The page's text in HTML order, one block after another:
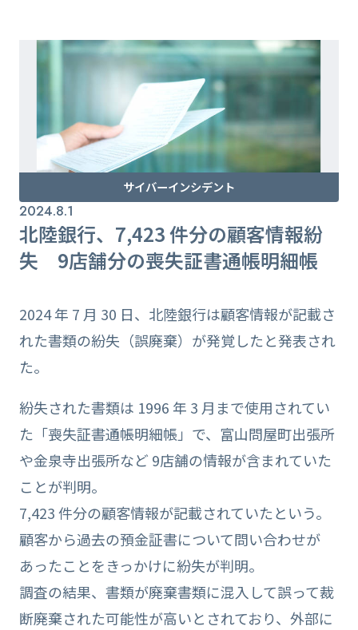
サイバーインシデント
2024.8.1
北陸銀行、7,423 件分の顧客情報紛
失 9店舗分の喪失証書通帳明細帳
2024 年 7 月 30 日、北陸銀行は顧客情報が記載さ
れた書類の紛失（誤廃棄）が発覚したと発表され
た。
紛失された書類は 1996 年 3 月まで使用されてい
た「喪失証書通帳明細帳」で、富山問屋町出張所
や金泉寺出張所など 9店舗の情報が含まれていた
ことが判明。
7,423 件分の顧客情報が記載されていたという。
顧客から過去の預金証書について問い合わせが
あったことをきっかけに紛失が判明。
調査の結果、書類が廃棄書類に混入して誤って裁
断廃棄された可能性が高いとされており、外部に